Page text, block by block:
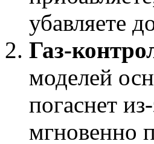
убавляете
Газ-
моделей
погаснет
мгновенно